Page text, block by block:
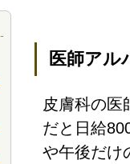
医師アル
皮膚科の医
だと日給
や午後だけ